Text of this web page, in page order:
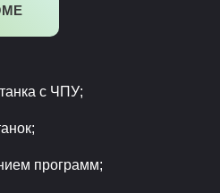
с ЧПУ;
программ;